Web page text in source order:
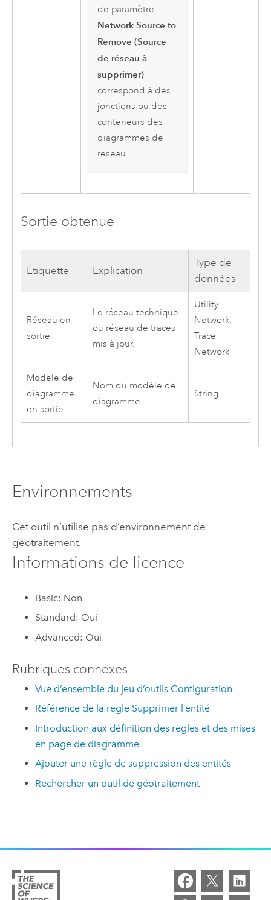
de paramètre
Network Source to
Remove (Source
de réseau à
supprimer)
correspond à des
jonctions ou des
conteneurs des
diagrammes de
réseau.
Sortie obtenue
Étiquette Explication
Type de
données
Réseau en
sortie
Le réseau technique
ou réseau de traces
mis à jour.
Utility
Network;
Trace
Network
Modèle de
diagramme
en sortie
Nom du modèle de
diagramme.
String
Environnements
Cet outil n’utilise pas d’environnement de
géotraitement.
Informations de licence
Basic: Non
Standard: Oui
Advanced: Oui
Rubriques connexes
Vue d’ensemble du jeu d’outils Configuration
Référence de la règle Supprimer l’entité
Introduction aux définition des règles et des mises
en page de diagramme
Ajouter une règle de suppression des entités
Rechercher un outil de géotraitement